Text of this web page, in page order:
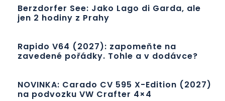
Berzdorfer See: Jako Lago di Garda, ale
jen 2 hodiny z Prahy
Rapido V64 (2027): zapomeňte na
zavedené pořádky. Tohle a v dodávce?
NOVINKA: Carado CV 595 X-Edition (2027)
na podvozku VW Crafter 4×4